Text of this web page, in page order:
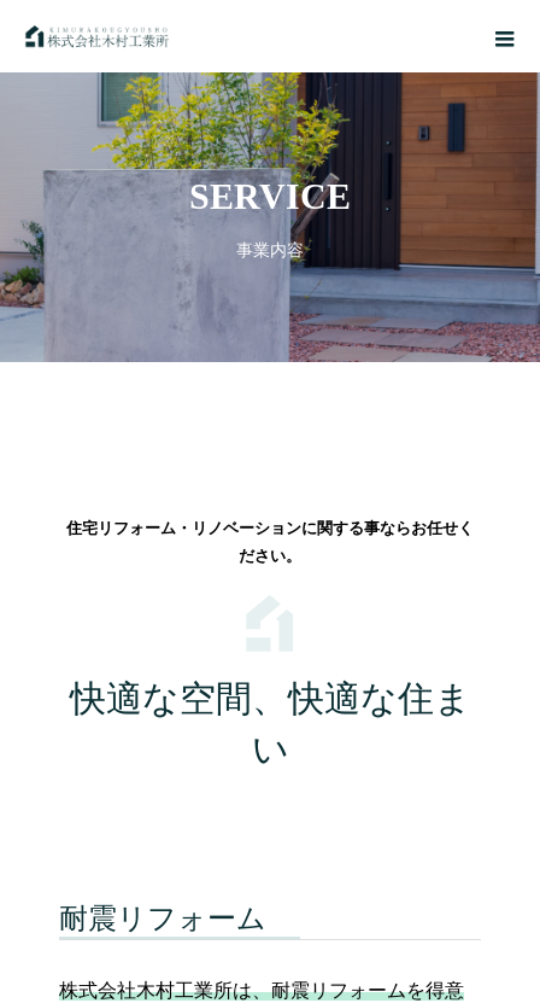
SERVICE
事業内容
住宅リフォーム・リノベーションに関する事ならお任せく
ださい。
快適な空間、快適な住ま
い
耐震リフォーム
株式会社木村工業所は、耐震リフォームを得意